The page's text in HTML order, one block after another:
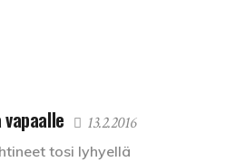
vapaalle 13.2.2016
tosi lyhyellä